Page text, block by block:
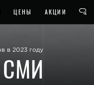
ЦЕНЫ АКЦИИ
в 2023 году
СМИ